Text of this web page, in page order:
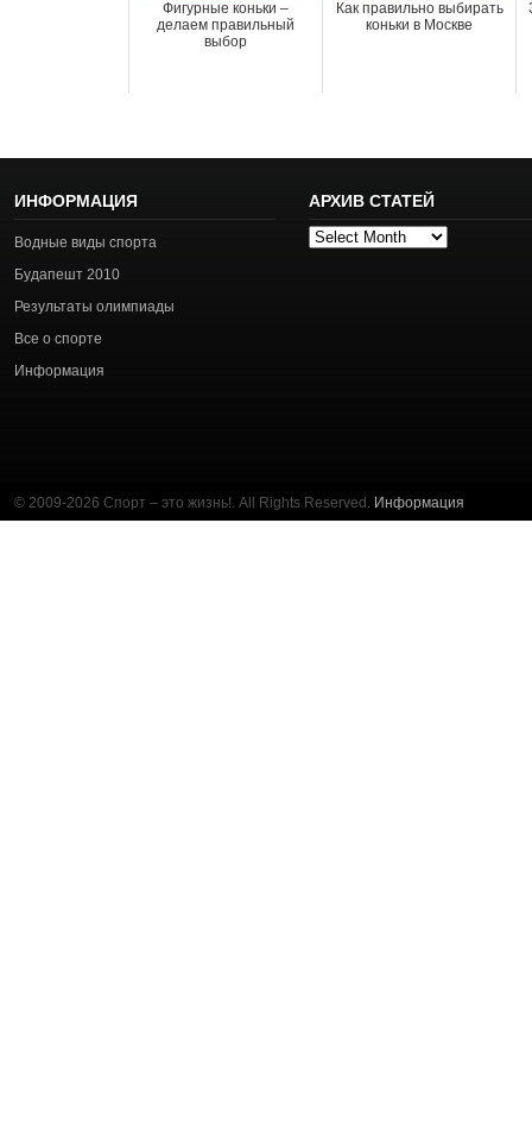
Фигурные коньки –
делаем правильный
выбор
Как правильно выбирать
коньки в Москве
ИНФОРМАЦИЯ
Водные виды спорта
Будапешт 2010
Результаты олимпиады
Все о спорте
Информация
АРХИВ СТАТЕЙ
Архив
© 2009-2026 Спорт – это жизнь!. All Rights Reserved. Информация